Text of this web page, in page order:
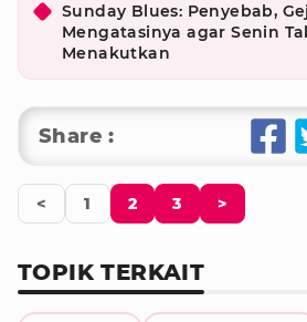
Sunday Blues: Penyebab,
Mengatasinya agar Senin
Menakutkan
Share :
< 1 2 3 >
TOPIK TERKAIT